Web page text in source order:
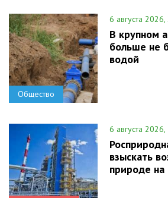
Общество
6 августа
В крупном
больше не
водой
6 августа
взыскать
природе